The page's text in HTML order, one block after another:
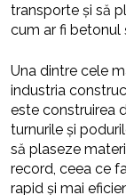
transporte și să
cum ar fi betonul
Una dintre cele
industria
este construirea
turnurile și
să plaseze
record, ceea ce
rapid și mai